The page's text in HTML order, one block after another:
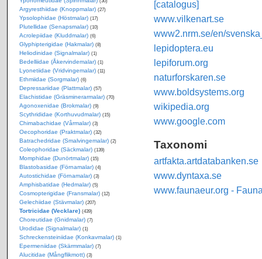
[catalogus]
www.vilkenart.se
www2.nrm.se/en/
lepidoptera.eu
lepiforum.org
naturforskaren.se
www.boldsystems.org
wikipedia.org
www.google.com
Taxonomi
artfakta.artdatabanken.se
www.dyntaxa.se
www.faunaeur.org -
Argyresthiidae (Knoppmalar) (27)
Ypsolophidae (Höstmalar) (17)
Plutellidae (Senapsmalar) (10)
Acrolepiidae (Kluddmalar) (6)
Glyphipterigidae (Hakmalar) (8)
Heliodinidae (Signalmalar) (1)
Bedelliidae (Åkervindemalar) (1)
Lyonetiidae (Vridvingemalar) (11)
Ethmiidae (Sorgmalar) (6)
Depressariidae (Plattmalar) (57)
Elachistidae (Gräsminerarmalar) (70)
Agonoxenidae (Brokmalar) (9)
Scythrididae (Korthuvudmalar) (15)
Chimabachidae (Vårmalar) (3)
Oecophoridae (Praktmalar) (32)
Batrachedridae (Smalvingemalar) (2)
Coleophoridae (Säckmalar) (139)
Momphidae (Dunörtmalar) (15)
Blastobasidae (Förnamalar) (4)
Autostichidae (Förnamalar) (3)
Amphisbatidae (Hedmalar) (5)
Cosmopterigidae (Fransmalar) (12)
Gelechiidae (Stävmalar) (207)
Tortricidae (Vecklare) (439)
Choreutidae (Gnidmalar) (7)
Urodidae (Signalmalar) (1)
Schreckensteiniidae (Konkavmalar) (1)
Epermeniidae (Skärmmalar) (7)
Alucitidae (Mångflikmott) (3)